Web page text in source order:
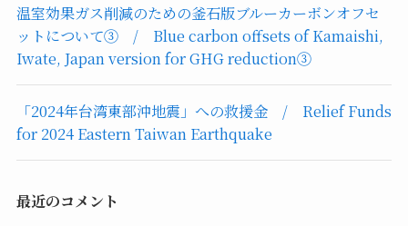
温室効果ガス削減のための釜石版ブルーカーボンオフセ
ットについて③ / Blue carbon offsets of Kamaishi,
Iwate, Japan version for GHG reduction③
「2024年台湾東部沖地震」への救援金 / Relief Funds
for 2024 Eastern Taiwan Earthquake
最近のコメント